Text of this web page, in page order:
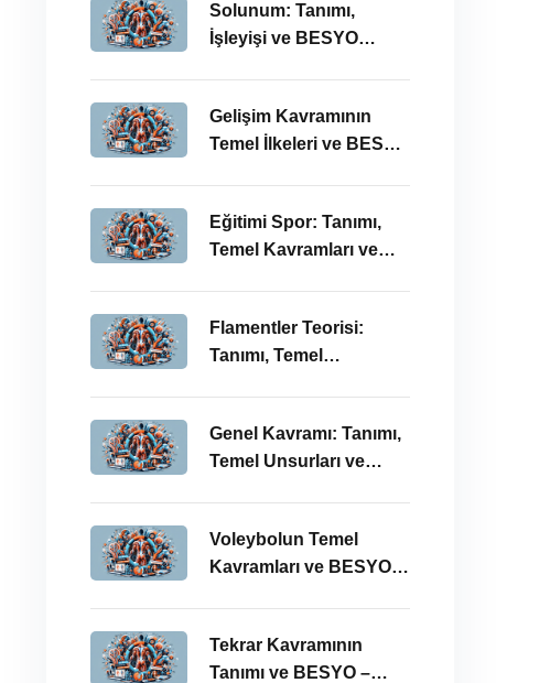
Solunum: Tanımı,
İşleyişi ve BESYO
Gelişim Kavramının
Temel İlkeleri ve BESYO
Eğitimi Spor: Tanımı,
Temel Kavramları ve
Flamentler Teorisi:
Tanımı, Temel
Önemi
Genel Kavramı: Tanımı,
Temel Unsurları ve
Voleybolun Temel
Kavramları ve BESYO
Tekrar Kavramının
Tanımı ve BESYO –